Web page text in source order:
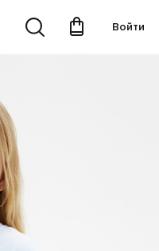
Войти